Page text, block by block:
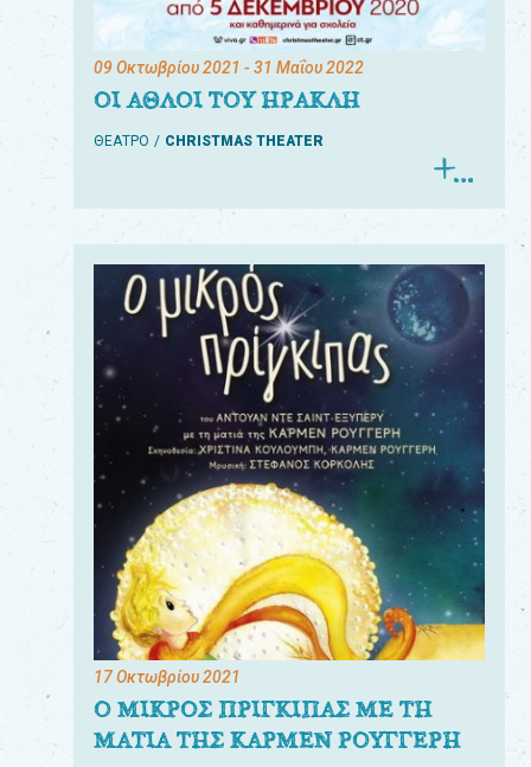
09 Οκτωβρίου 2021 - 31 Μαΐου 2022
ΟΙ ΑΘΛΟΙ ΤΟΥ ΗΡΑΚΛΗ
ΘΕΑΤΡΟ CHRISTMAS THEATER
17 Οκτωβρίου 2021
Ο ΜΙΚΡΟΣ ΠΡΙΓΚΙΠΑΣ ΜΕ ΤΗ
ΜΑΤΙΑ ΤΗΣ ΚΑΡΜΕΝ ΡΟΥΓΓΕΡΗ